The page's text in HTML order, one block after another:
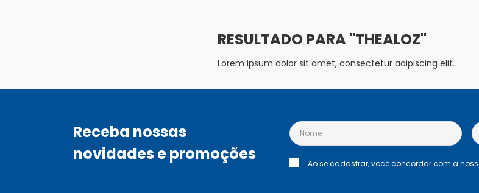
THEALOZ
Lorem ipsum dolor sit amet, consectetur adipiscing elit.
Receba nossas
novidades e promoções
Ao se cadastrar, você concordar com a